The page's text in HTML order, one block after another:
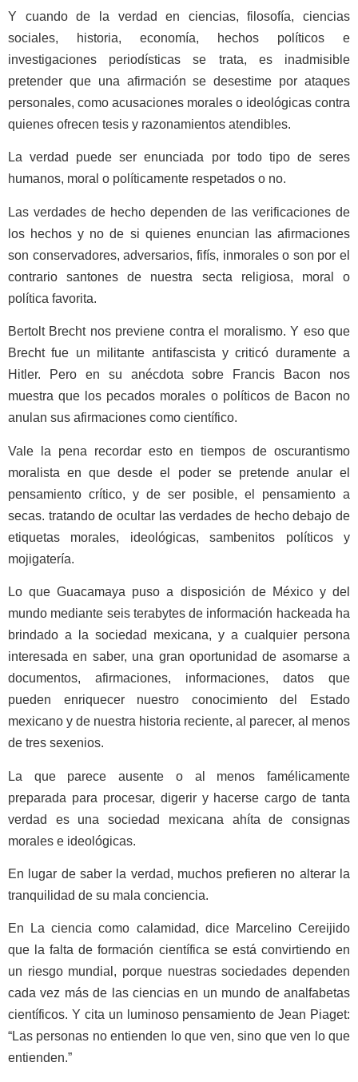
Y cuando de la verdad en ciencias, filosofía, ciencias
sociales, historia, economía, hechos políticos e
investigaciones periodísticas se trata, es inadmisible
pretender que una afirmación se desestime por ataques
personales, como acusaciones morales o ideológicas contra
quienes ofrecen tesis y razonamientos atendibles.
La verdad puede ser enunciada por todo tipo de seres
humanos, moral o políticamente respetados o no.
Las verdades de hecho dependen de las verificaciones de
los hechos y no de si quienes enuncian las afirmaciones
son conservadores, adversarios, fifís, inmorales o son por el
contrario santones de nuestra secta religiosa, moral o
política favorita.
Bertolt Brecht nos previene contra el moralismo. Y eso que
Brecht fue un militante antifascista y criticó duramente a
Hitler. Pero en su anécdota sobre Francis Bacon nos
muestra que los pecados morales o políticos de Bacon no
anulan sus afirmaciones como científico.
Vale la pena recordar esto en tiempos de oscurantismo
moralista en que desde el poder se pretende anular el
pensamiento crítico, y de ser posible, el pensamiento a
secas. tratando de ocultar las verdades de hecho debajo de
etiquetas morales, ideológicas, sambenitos políticos y
mojigatería.
Lo que Guacamaya puso a disposición de México y del
mundo mediante seis terabytes de información hackeada ha
brindado a la sociedad mexicana, y a cualquier persona
interesada en saber, una gran oportunidad de asomarse a
documentos, afirmaciones, informaciones, datos que
pueden enriquecer nuestro conocimiento del Estado
mexicano y de nuestra historia reciente, al parecer, al menos
de tres sexenios.
La que parece ausente o al menos famélicamente
preparada para procesar, digerir y hacerse cargo de tanta
verdad es una sociedad mexicana ahíta de consignas
morales e ideológicas.
En lugar de saber la verdad, muchos prefieren no alterar la
tranquilidad de su mala conciencia.
En La ciencia como calamidad, dice Marcelino Cereijido
que la falta de formación científica se está convirtiendo en
un riesgo mundial, porque nuestras sociedades dependen
cada vez más de las ciencias en un mundo de analfabetas
científicos. Y cita un luminoso pensamiento de Jean Piaget:
“Las personas no entienden lo que ven, sino que ven lo que
entienden.”